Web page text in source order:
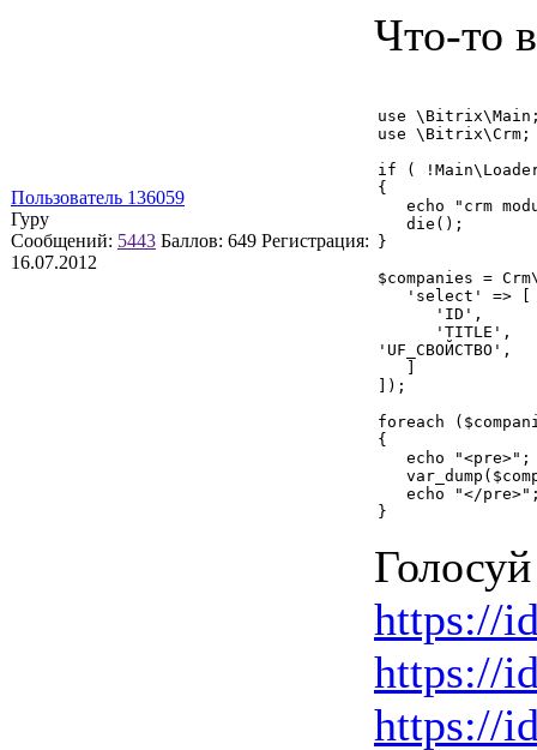
Пользователь 136059
Гуру
Сообщений: 5443 Баллов: 649 Регистрация:
16.07.2012
Что-то
use
use \Bitrix\Crm;
if (
{
echo "crm
die();
}
$companies =
'select' => [
'ID',
'TITLE',
'UF_СВОЙСТВО',
]);
foreach
{
echo "<pre>";
echo "</
}
https://
https://
https://